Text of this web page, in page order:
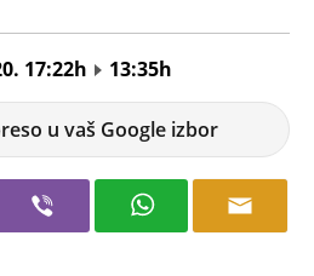
17:22h
13:35h
u vaš Google izbor